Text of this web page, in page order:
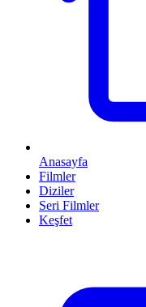
Anasayfa
Filmler
Diziler
Seri Filmler
Keşfet